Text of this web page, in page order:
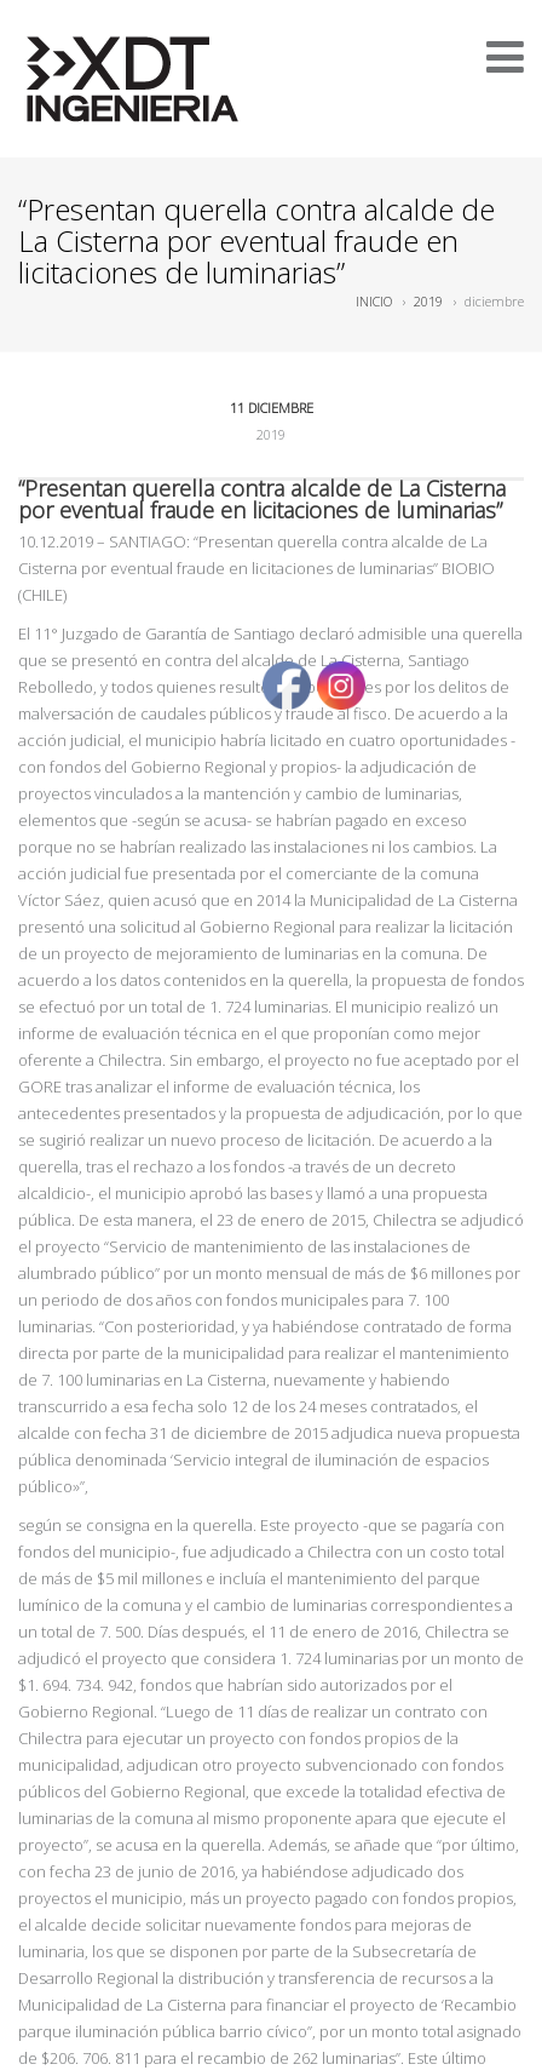
“Presentan querella contra alcalde de
La Cisterna por eventual fraude en
licitaciones de luminarias”
INICIO › 2019 › diciembre
11 DICIEMBRE
2019
“Presentan querella contra alcalde de La Cisterna
por eventual fraude en licitaciones de luminarias”
10.12.2019– SANTIAGO: “Presentan querella contra alcalde de La
Cisterna por eventual fraude en licitaciones de luminarias” BIOBIO
(CHILE)
El 11° Juzgado de Garantía de Santiago declaró admisible una querella
que se presentó en contra del alcalde de La Cisterna, Santiago
Rebolledo, y todos quienes resulten responsables por los delitos de
malversación de caudales públicos y fraude al fisco. De acuerdo a la
acción judicial, el municipio habría licitado en cuatro oportunidades -
con fondos del Gobierno Regional y propios- la adjudicación de
proyectos vinculados a la mantención y cambio de luminarias,
elementos que -según se acusa- se habrían pagado en exceso
porque no se habrían realizado las instalaciones ni los cambios. La
acción judicial fue presentada por el comerciante de la comuna
Víctor Sáez, quien acusó que en 2014 la Municipalidad de La Cisterna
presentó una solicitud al Gobierno Regional para realizar la licitación
de un proyecto de mejoramiento de luminarias en la comuna. De
acuerdo a los datos contenidos en la querella, la propuesta de fondos
se efectuó por un total de 1. 724 luminarias. El municipio realizó un
informe de evaluación técnica en el que proponían como mejor
oferente a Chilectra. Sin embargo, el proyecto no fue aceptado por el
GORE tras analizar el informe de evaluación técnica, los
antecedentes presentados y la propuesta de adjudicación, por lo que
se sugirió realizar un nuevo proceso de licitación. De acuerdo a la
querella, tras el rechazo a los fondos -a través de un decreto
alcaldicio-, el municipio aprobó las bases y llamó a una propuesta
pública. De esta manera, el 23 de enero de 2015, Chilectra se adjudicó
el proyecto “Servicio de mantenimiento de las instalaciones de
alumbrado público” por un monto mensual de más de $6 millones por
un periodo de dosaños con fondos municipales para 7. 100
luminarias. “Con posterioridad, y ya habiéndose contratado de forma
directa por parte de la municipalidad para realizar el mantenimiento
de 7. 100 luminarias en La Cisterna, nuevamente y habiendo
transcurrido a esa fecha solo 12 de los 24 meses contratados, el
alcalde con fecha 31 de diciembre de 2015 adjudica nueva propuesta
pública denominada ‘Servicio integral de iluminación de espacios
público»”,
según se consigna en la querella. Este proyecto -que se pagaría con
fondos del municipio-, fue adjudicado a Chilectra con un costo total
de más de $5 mil millones e incluía el mantenimiento del parque
lumínico de la comuna y el cambio de luminarias correspondientes a
un total de 7. 500. Días después, el 11 de enero de 2016, Chilectra se
adjudicó el proyecto que considera 1. 724 luminarias por un monto de
$1. 694. 734. 942, fondos que habrían sido autorizados por el
Gobierno Regional. “Luego de 11 días de realizar un contrato con
Chilectra para ejecutar un proyecto con fondos propios de la
municipalidad, adjudican otro proyecto subvencionado con fondos
públicos del Gobierno Regional, que excede la totalidad efectiva de
luminarias de la comuna al mismo proponente apara que ejecute el
proyecto”, se acusa en la querella. Además, se añade que “por último,
con fecha 23 de junio de 2016, ya habiéndose adjudicado dos
proyectos el municipio, más un proyecto pagado con fondos propios,
el alcalde decide solicitar nuevamente fondos para mejoras de
luminaria, los que se disponen por parte de la Subsecretaría de
Desarrollo Regional la distribución y transferencia de recursos a la
Municipalidad de La Cisterna para financiar el proyecto de ‘Recambio
parque iluminación pública barrio cívico”, por un monto total asignado
de $206. 706. 811 para el recambio de 262 luminarias”. Este último